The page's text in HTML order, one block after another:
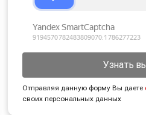
Узнать
Отправляя данную форму Вы даете
своих персональных данных